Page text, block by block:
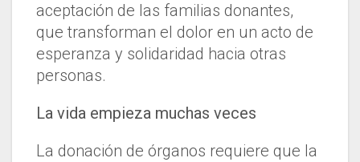
aceptación de las familias donantes,
que transforman el dolor en un acto de
esperanza y solidaridad hacia otras
personas.
La vida empieza muchas veces
La donación de órganos requiere que la